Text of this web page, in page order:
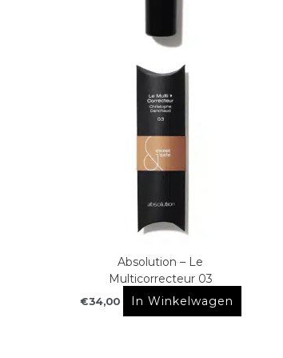
Absolution – Le
Multicorrecteur 03
€34,00 In Winkelwagen